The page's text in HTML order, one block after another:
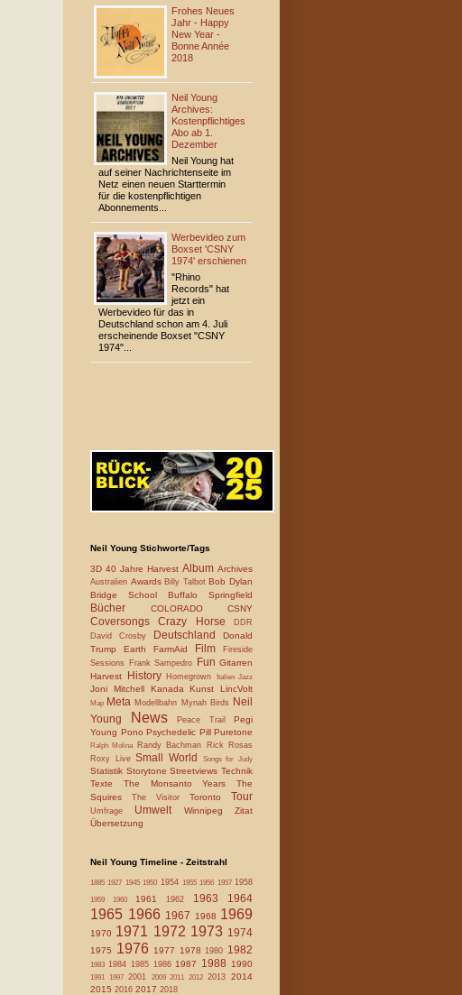
Frohes Neues
Jahr - Happy
New Year -
Bonne Année
2018
Neil Young
Archives:
Kostenpflichtiges
Abo ab 1.
Dezember
Neil Young hat
auf seiner Nachrichtenseite im
Netz einen neuen Starttermin
für die kostenpflichtigen
Abonnements...
Werbevideo zum
Boxset 'CSNY
1974' erschienen
"Rhino
Records" hat
jetzt ein
Werbevideo für das in
Deutschland schon am 4. Juli
erscheinende Boxset "CSNY
1974"...
Neil Young Stichworte/Tags
3D 40 Jahre Harvest Album Archives
Australien Awards Billy Talbot Bob Dylan
Bridge School Buffalo Springfield
Bücher COLORADO CSNY
CoversongsCrazy HorseDDR
David Crosby
Deutschland
Donald
Trump Earth FarmAid Film
Fireside
Sessions
Frank Sampedro Fun Gitarren
Harvest
History Homegrown Italien Jazz
Joni Mitchell Kanada Kunst LincVolt
Map MetaModellbahn Mynah Birds
Neil
Young
News Peace Trail Pegi
Young Pono Psychedelic Pill Puretone
Ralph Molina Randy Bachman
Rick Rosas
Roxy LiveSmall World Songs for Judy
Statistik StorytoneStreetviewsTechnik
Texte The Monsanto Years The
Squires The Visitor Toronto Tour
Umfrage Umwelt WinnipegZitat
Übersetzung
Neil Young Timeline - Zeitstrahl
18851927 19451950 1954 19551956 1957 1958
1959 1960 1961 1962 1963 1964
1965 1966 1967 1968 1969
1970 1971 1972 1973 1974
1975 1976 1977 19781980 1982
1983 1984 1985 19861987 19881990
1991 1997 2001 20092011201220132014
2015 2016 2017 2018